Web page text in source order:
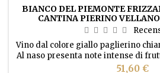
BIANCO DEL PIEMONTE
CANTINA PIERINO
BOTTIGLIE)
Vino dal colore giallo paglierino
Al naso presenta note intense di
minerali. Gusto fresco, ePrezzo
51,60 €